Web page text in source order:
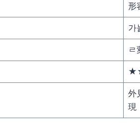
形
가
ㄹ
外
現